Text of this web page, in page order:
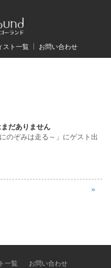
スト一覧 お問い合わせ
だありません
のぞみは走る～」にゲスト出
»
一覧 お問い合わせ